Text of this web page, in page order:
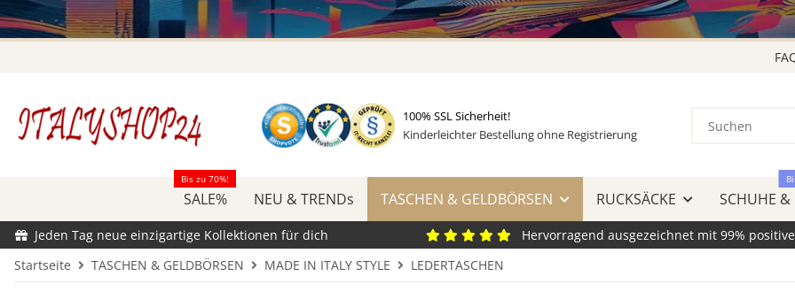
100% SSL Sicherheit!
Kinderleichter Bestellung ohne Registrierung
SALE%
Bis zu 70%!
NEU & TRENDs TASCHEN & GELDBÖRSEN RUCKSÄCKE SCHUHE &
Jeden Tag neue einzigartige Kollektionen für dich
Hervorragend ausgezeichnet mit 99%
Startseite
TASCHEN & GELDBÖRSEN MADE IN ITALY STYLE LEDERTASCHEN